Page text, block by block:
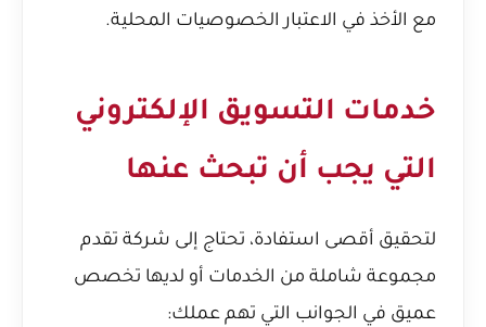
مع الأخذ في الاعتبار الخصوصيات المحلية.
خدمات التسويق الإلكتروني
التي يجب أن تبحث عنها
لتحقيق أقصى استفادة، تحتاج إلى شركة تقدم
مجموعة شاملة من الخدمات أو لديها تخصص
عميق في الجوانب التي تهم عملك: